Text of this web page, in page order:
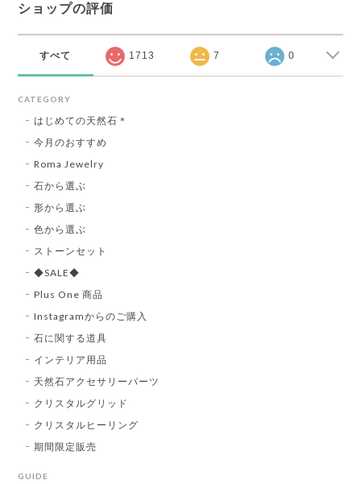
ショップの評価
すべて 1713 7 0
CATEGORY
はじめての天然石＊
今月のおすすめ
Roma Jewelry
石から選ぶ
形から選ぶ
色から選ぶ
ストーンセット
◆SALE◆
Plus One 商品
Instagramからのご購入
石に関する道具
インテリア用品
天然石アクセサリーパーツ
クリスタルグリッド
クリスタルヒーリング
期間限定販売
GUIDE